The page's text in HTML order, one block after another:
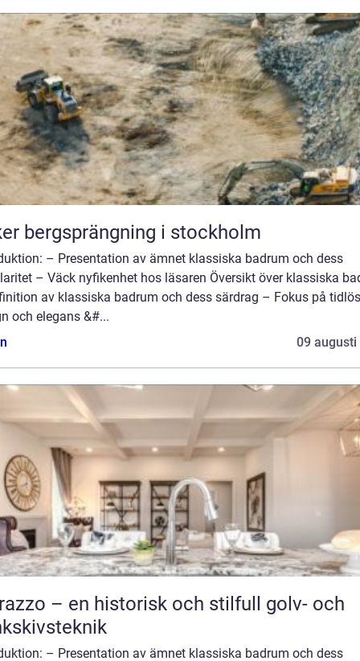
bergsprängning i stockholm
– Presentation av ämnet klassiska badrum och dess
– Väck nyfikenhet hos läsaren Översikt över klassiska
av klassiska badrum och dess särdrag – Fokus på tidlös
och elegans &#...
09 augusti
– en historisk och stilfull golv- och
– Presentation av ämnet klassiska badrum och dess